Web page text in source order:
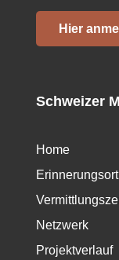
Hier
Schweizer
Home
Netzwerk
Projektverlauf